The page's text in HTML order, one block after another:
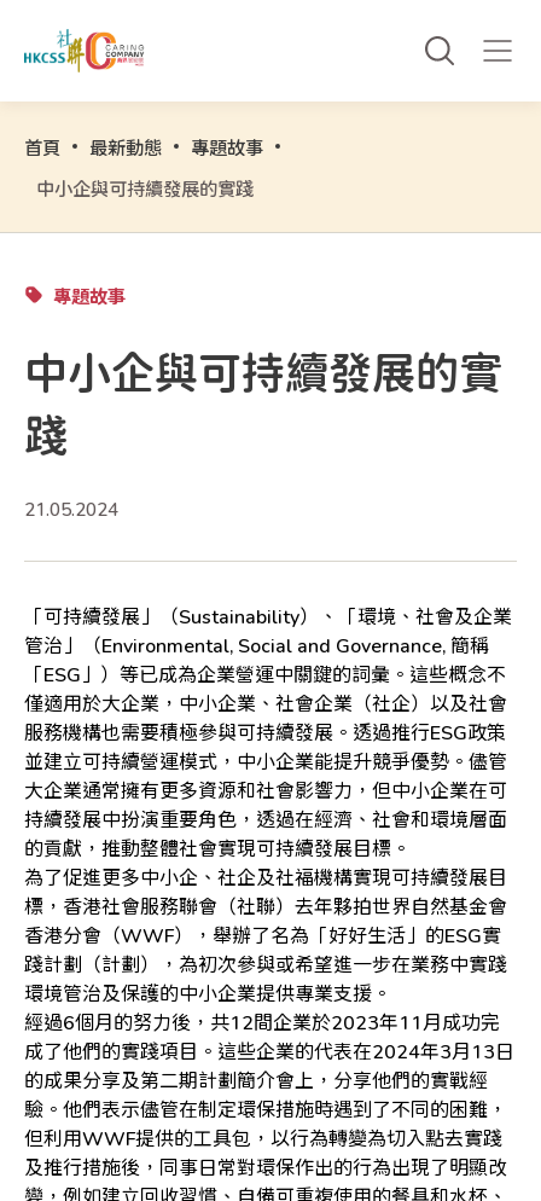
首頁 最新動態
專題故事
中小企與可持續發展的實踐
專題故事
中小企與可持續發展的實
踐
21.05.2024
「可持續發展」（Sustainability）、「環境、社會及企業
管治」（Environmental, Social and Governance, 簡稱
「ESG」）等已成為企業營運中關鍵的詞彙。這些概念不
僅適用於大企業，中小企業、社會企業（社企）以及社會
服務機構也需要積極參與可持續發展。透過推行ESG政策
並建立可持續營運模式，中小企業能提升競爭優勢。儘管
大企業通常擁有更多資源和社會影響力，但中小企業在可
持續發展中扮演重要角色，透過在經濟、社會和環境層面
的貢獻，推動整體社會實現可持續發展目標。
為了促進更多中小企、社企及社福機構實現可持續發展目
標，香港社會服務聯會（社聯）去年夥拍世界自然基金會
香港分會（WWF），舉辦了名為「好好生活」的ESG實
踐計劃（計劃），為初次參與或希望進一步在業務中實踐
環境管治及保護的中小企業提供專業支援。
經過6個月的努力後，共12間企業於2023年11月成功完
成了他們的實踐項目。這些企業的代表在2024年3月13日
的成果分享及第二期計劃簡介會上，分享他們的實戰經
驗。他們表示儘管在制定環保措施時遇到了不同的困難，
但利用WWF提供的工具包，以行為轉變為切入點去實踐
及推行措施後，同事日常對環保作出的行為出現了明顯改
變，例如建立回收習慣、自備可重複使用的餐具和水杯、